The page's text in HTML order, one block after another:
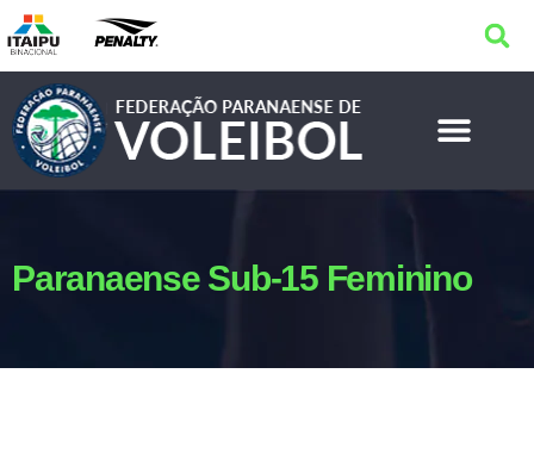
Paranaense Sub-15 Feminino